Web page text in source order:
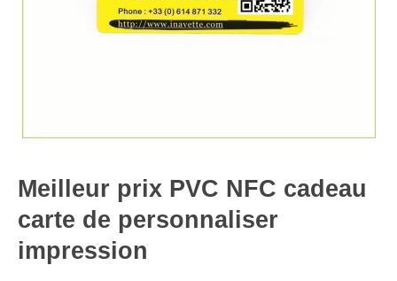
Meilleur prix PVC NFC cadeau
carte de personnaliser
impression